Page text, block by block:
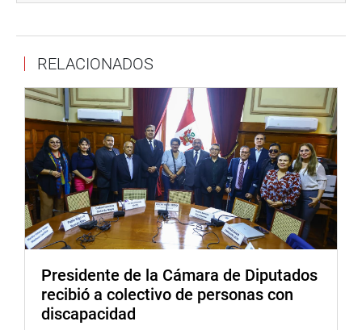
(AP), Julio Rosas (APP), María Foronda (FA), Richard
PRENSA CONGRESO
Puede encontrar más información en nuestra página web
y redes sociales.
http://www.congreso.gob.pe/
Facebook:https://www.facebook.com/congresoperu
Twitter:https://twitter.com/congresoperu
<https://twitter.com/congresoperu>
Youtube:http://www.youtube.com/congresoperu
RELACIONADOS
Presidente de la Cámara de Diputados
recibió a colectivo de personas con
discapacidad